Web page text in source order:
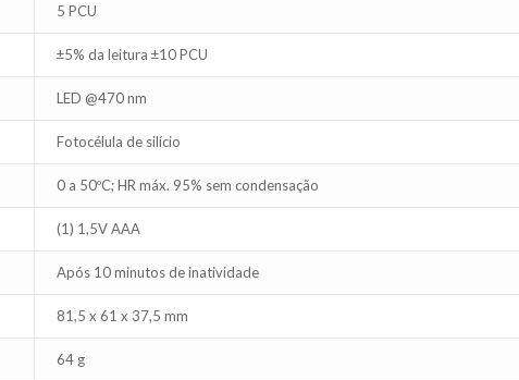
5 PCU
±5% da leitura ±10 PCU
LED @470 nm
Fotocélula de silício
0 a 50ºC; HR máx. 95% sem condensação
(1) 1,5V AAA
Após 10 minutos de inatividade
81,5 x 61 x 37,5 mm
64 g